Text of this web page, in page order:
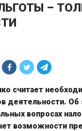
–
считает
деятельности. Об
вопросах
возможности